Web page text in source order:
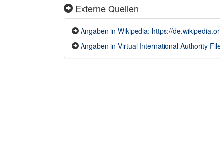
Externe Quellen
Angaben in Wikipedia: https://
Angaben in Virtual International Authority